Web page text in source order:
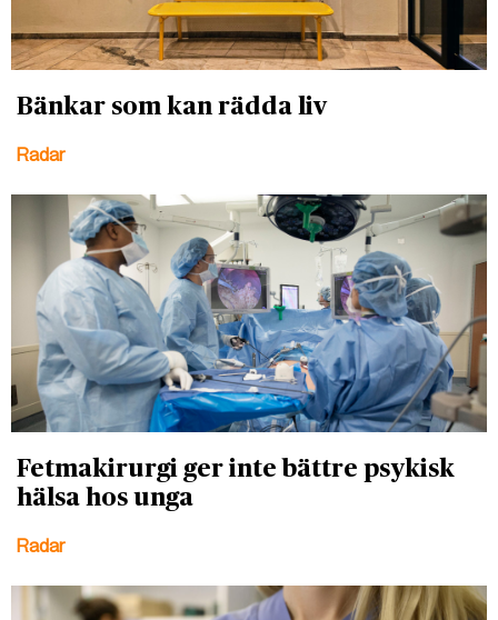
Bänkar som kan rädda liv
Radar
Fetmakirurgi ger inte bättre psykisk
hälsa hos unga
Radar